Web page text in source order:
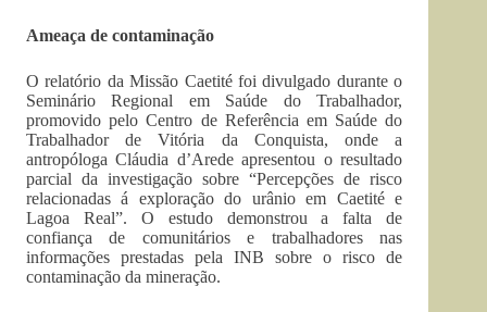
Ameaça de contaminação
O relatório da Missão Caetité foi divulgado durante o
Seminário Regional em Saúde do Trabalhador,
promovido pelo Centro de Referência em Saúde do
Trabalhador de Vitória da Conquista, onde a
antropóloga Cláudia d’Arede apresentou o resultado
parcial da investigação sobre “Percepções de risco
relacionadas á exploração do urânio em Caetité e
Lagoa Real”. O estudo demonstrou a falta de
confiança de comunitários e trabalhadores nas
informações prestadas pela INB sobre o risco de
contaminação da mineração.